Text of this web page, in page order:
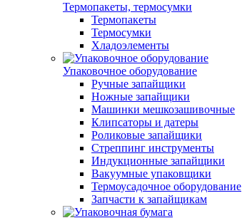
Термопакеты, термосумки
Термопакеты
Термосумки
Хладоэлементы
Упаковочное оборудование
Ручные запайщики
Ножные запайщики
Машинки мешкозашивочные
Клипсаторы и датеры
Роликовые запайщики
Стреппинг инструменты
Индукционные запайщики
Вакуумные упаковщики
Термоусадочное оборудование
Запчасти к запайщикам